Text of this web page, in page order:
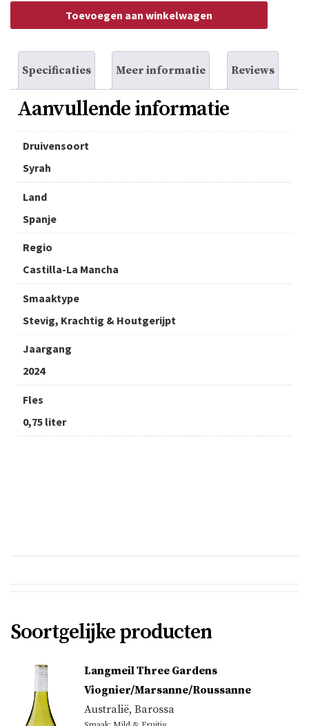
Toevoegen aan winkelwagen
Specificaties Meer informatie Reviews
Aanvullende informatie
Druivensoort
Syrah
Land
Spanje
Regio
Castilla-La Mancha
Smaaktype
Stevig, Krachtig & Houtgerijpt
Jaargang
2024
Fles
0,75 liter
Soortgelijke producten
Langmeil Three Gardens
Viognier/Marsanne/Roussanne
Australië, Barossa